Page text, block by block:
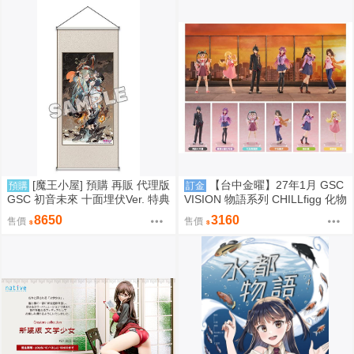
預購 [魔王小屋] 預購 再販 代理版
GSC 初音未來 十面埋伏Ver. 特典
售價 8650
訂金
【台中金曜】27年1月 GSC
VISION 物語系列 CHILLfigg 化物
語 中盒6入販售 0923
售價 3160